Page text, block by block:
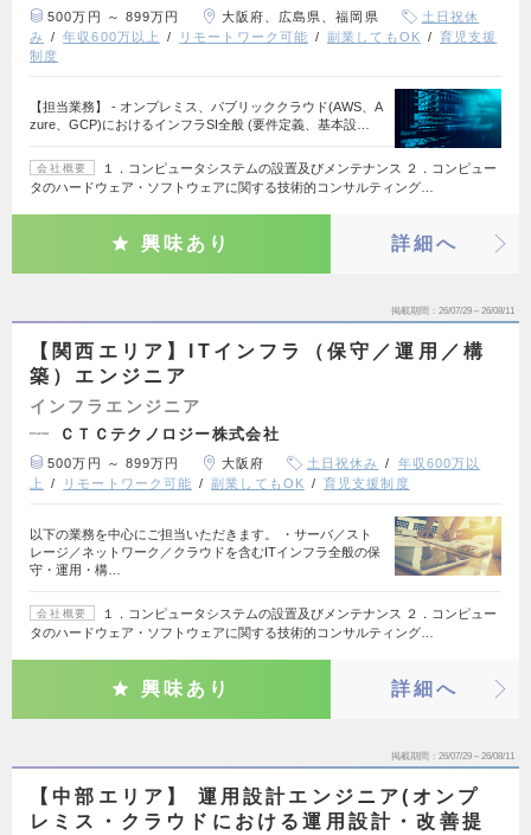
500万円 ～ 899万円 大阪府、広島県、福岡県
土日祝休
み
年収600万以上 リモートワーク可能 副業してもOK
育児支援
制度
【担当業務】 - オンプレミス、パブリッククラウド(AWS、A
zure、GCP)におけるインフラSI全般 (要件定義、基本設…
会社概要
１．コンピュータシステムの設置及びメンテナンス ２．コンピュー
タのハードウェア・ソフトウェアに関する技術的コンサルティング…
興味あり 詳細へ
掲載期間 26/07/29～26/08/11
【関西エリア】ITインフラ（保守／運用／構
築）エンジニア
インフラエンジニア
ＣＴＣテクノロジー株式会社
500万円 ～ 899万円 大阪府 土日祝休み
年収600万以
上
リモートワーク可能 副業してもOK 育児支援制度
以下の業務を中心にご担当いただきます。 ・サーバ／スト
レージ／ネットワーク／クラウドを含むITインフラ全般の保
守・運用・構…
会社概要
１．コンピュータシステムの設置及びメンテナンス ２．コンピュー
タのハードウェア・ソフトウェアに関する技術的コンサルティング…
興味あり 詳細へ
掲載期間 26/07/29～26/08/11
【中部エリア】 運用設計エンジニア(オンプ
レミス・クラウドにおける運用設計・改善提